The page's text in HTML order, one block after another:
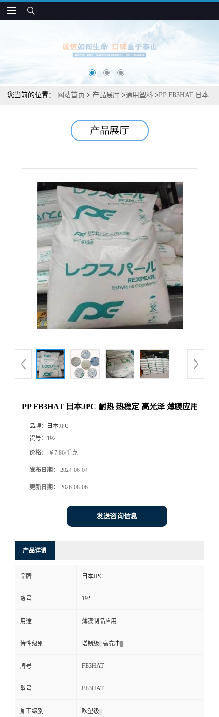
您当前的位置： 网站首页 > 产品展厅 >通用塑料 >PP FB3HAT 日本
产品展厅
PP FB3HAT 日本JPC 耐热 热稳定 高光泽 薄膜应用
品牌：
日本JPC
货号： 192
价格： ￥7.86/千克
发布日期： 2024-06-04
更新日期： 2026-08-06
发送咨询信息
产品详请
品牌 日本JPC
货号 192
用途 薄膜制品应用
特性级别 增韧级|||高抗冲|||
牌号 FB3HAT
型号 FB3HAT
加工级别 吹塑级|||